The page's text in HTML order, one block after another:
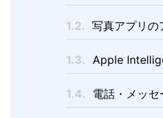
1.2. 写真アプリの
1.3. Apple
1.4. 電話・メッ